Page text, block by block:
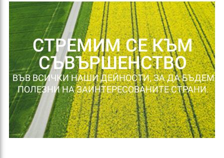
СТРЕМИМ СЕ КЪМ
СЪВЪРШЕНСТВО
ВЪВ ВСИЧКИ НАШИ ДЕЙНОСТИ, ЗА ДА БЪДЕМ
ПОЛЕЗНИ НА ЗАИНТЕРЕСОВАНИТЕ СТРАНИ.